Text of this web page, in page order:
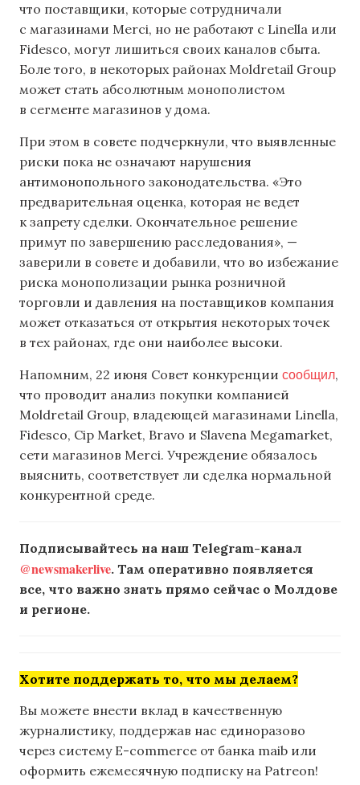
что поставщики, которые сотрудничали
с магазинами Merci, но не работают с Linella или
Fidesco, могут лишиться своих каналов сбыта.
Боле того, в некоторых районах Moldretail Group
может стать абсолютным монополистом
в сегменте магазинов у дома.
При этом в совете подчеркнули, что выявленные
риски пока не означают нарушения
антимонопольного законодательства. «Это
предварительная оценка, которая не ведет
к запрету сделки. Окончательное решение
примут по завершению расследования», —
заверили в совете и добавили, что во избежание
риска монополизации рынка розничной
торговли и давления на поставщиков компания
может отказаться от открытия некоторых точек
в тех районах, где они наиболее высоки.
Напомним, 22 июня Совет конкуренции сообщил,
что проводит анализ покупки компанией
Moldretail Group, владеющей магазинами Linella,
Fidesco, Cip Market, Bravo и Slavena Megamarket,
сети магазинов Merci. Учреждение обязалось
выяснить, соответствует ли сделка нормальной
конкурентной среде.
Подписывайтесь на наш Telegram-канал
@newsmakerlive. Там оперативно появляется
все, что важно знать прямо сейчас о Молдове
и регионе.
Хотите поддержать то, что мы делаем?
Вы можете внести вклад в качественную
журналистику, поддержав нас единоразово
через систему E-commerce от банка maib или
оформить ежемесячную подписку на Patreon!